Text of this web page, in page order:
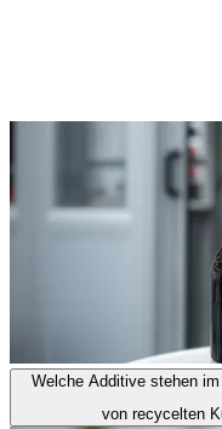
Welche Additive stehen
von recycelten